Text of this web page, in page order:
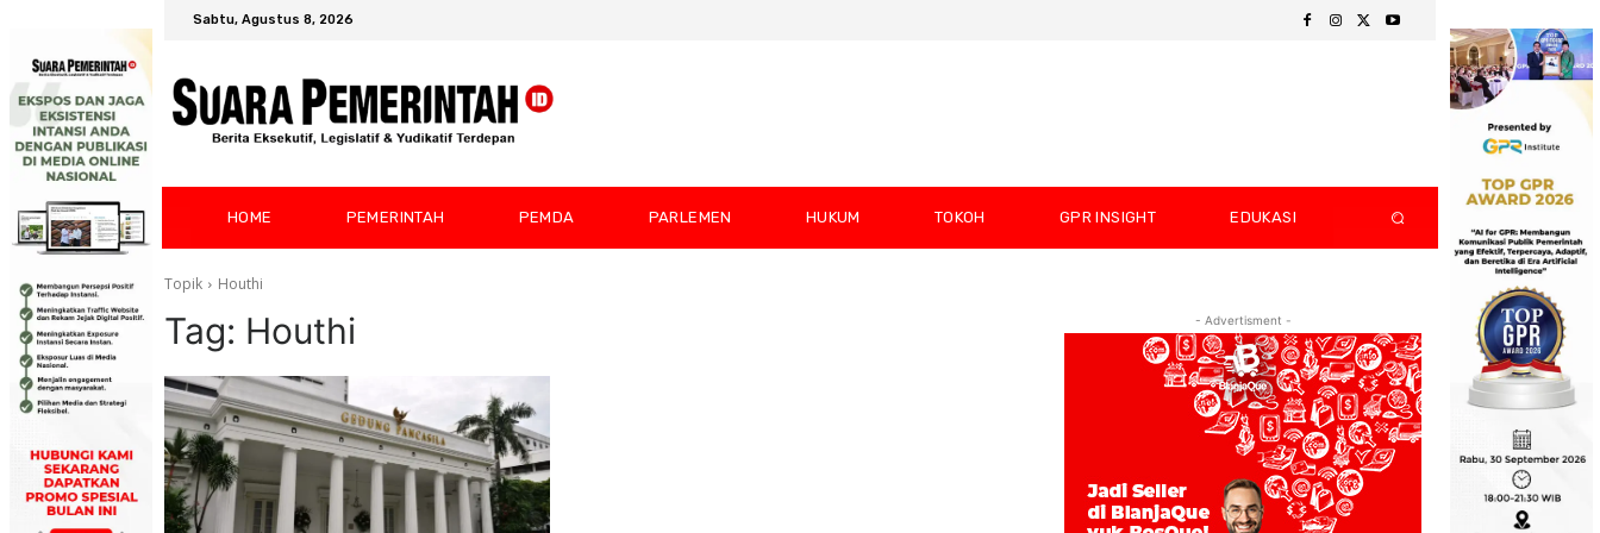
Sabtu, Agustus 8, 2026
HOME PEMERINTAH PEMDA PARLEMEN HUKUM TOKOH GPR INSIGHT EDUKASI
Topik Houthi
Tag: Houthi - Advertisment -